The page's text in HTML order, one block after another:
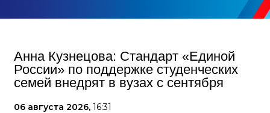
Анна Кузнецова: Стандарт «Единой
России» по поддержке студенческих
семей внедрят в вузах с сентября
06 августа 2026, 16:31